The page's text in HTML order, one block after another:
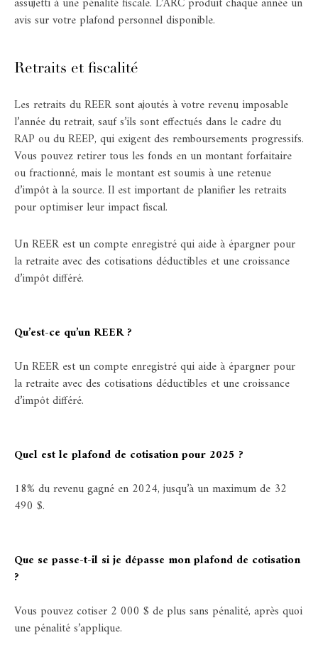
avis sur votre plafond personnel disponible.​
Retraits et fiscalité
Les retraits du REER sont ajoutés à votre revenu imposable
l’année du retrait, sauf s’ils sont effectués dans le cadre du
RAP ou du REEP, qui exigent des remboursements progressifs.
Vous pouvez retirer tous les fonds en un montant forfaitaire
ou fractionné, mais le montant est soumis à une retenue
d’impôt à la source. Il est important de planifier les retraits
pour optimiser leur impact fiscal.​
Un REER est un compte enregistré qui aide à épargner pour
la retraite avec des cotisations déductibles et une croissance
d’impôt différé.​
Qu’est-ce qu’un REER ?
Un REER est un compte enregistré qui aide à épargner pour
la retraite avec des cotisations déductibles et une croissance
d’impôt différé.
Quel est le plafond de cotisation pour 2025 ?
18% du revenu gagné en 2024, jusqu’à un maximum de 32
490 $.
Que se passe-t-il si je dépasse mon plafond de cotisation
?
Vous pouvez cotiser 2 000 $ de plus sans pénalité, après quoi
une pénalité s’applique.